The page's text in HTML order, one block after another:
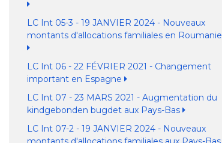
LC Int 05-3 - 19 JANVIER 2024 - Nouveaux
montants d'allocations familiales en Roumanie
LC Int 06 - 22 FÉVRIER 2021 - Changement
important en Espagne
LC Int 07 - 23 MARS 2021 - Augmentation du
kindgebonden bugdet aux Pays-Bas
LC Int 07-2 - 19 JANVIER 2024 - Nouveaux